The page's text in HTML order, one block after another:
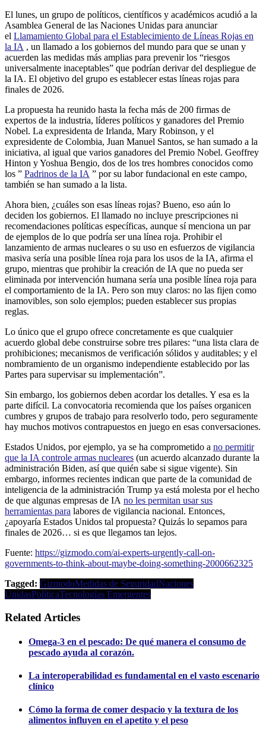
El lunes, un grupo de políticos, científicos y académicos acudió a la
Asamblea General de las Naciones Unidas para anunciar
el Llamamiento Global para el Establecimiento de Líneas Rojas en
la IA , un llamado a los gobiernos del mundo para que se unan y
acuerden las medidas más amplias para prevenir los “riesgos
universalmente inaceptables” que podrían derivar del despliegue de
la IA. El objetivo del grupo es establecer estas líneas rojas para
finales de 2026.
La propuesta ha reunido hasta la fecha más de 200 firmas de
expertos de la industria, líderes políticos y ganadores del Premio
Nobel. La expresidenta de Irlanda, Mary Robinson, y el
expresidente de Colombia, Juan Manuel Santos, se han sumado a la
iniciativa, al igual que varios ganadores del Premio Nobel. Geoffrey
Hinton y Yoshua Bengio, dos de los tres hombres conocidos como
los ” Padrinos de la IA ” por su labor fundacional en este campo,
también se han sumado a la lista.
Ahora bien, ¿cuáles son esas líneas rojas? Bueno, eso aún lo
deciden los gobiernos. El llamado no incluye prescripciones ni
recomendaciones políticas específicas, aunque sí menciona un par
de ejemplos de lo que podría ser una línea roja. Prohibir el
lanzamiento de armas nucleares o su uso en esfuerzos de vigilancia
masiva sería una posible línea roja para los usos de la IA, afirma el
grupo, mientras que prohibir la creación de IA que no pueda ser
eliminada por intervención humana sería una posible línea roja para
el comportamiento de la IA. Pero son muy claros: no las fijen como
inamovibles, son solo ejemplos; pueden establecer sus propias
reglas.
Lo único que el grupo ofrece concretamente es que cualquier
acuerdo global debe construirse sobre tres pilares: “una lista clara de
prohibiciones; mecanismos de verificación sólidos y auditables; y el
nombramiento de un organismo independiente establecido por las
Partes para supervisar su implementación”.
Sin embargo, los gobiernos deben acordar los detalles. Y esa es la
parte difícil. La convocatoria recomienda que los países organicen
cumbres y grupos de trabajo para resolverlo todo, pero seguramente
hay muchos motivos contrapuestos en juego en esas conversaciones.
Estados Unidos, por ejemplo, ya se ha comprometido a no permitir
que la IA controle armas nucleares (un acuerdo alcanzado durante la
administración Biden, así que quién sabe si sigue vigente). Sin
embargo, informes recientes indican que parte de la comunidad de
inteligencia de la administración Trump ya está molesta por el hecho
de que algunas empresas de IA no les permitan usar sus
herramientas para labores de vigilancia nacional. Entonces,
¿apoyaría Estados Unidos tal propuesta? Quizás lo sepamos para
finales de 2026… si es que llegamos tan lejos.
Fuente: https://gizmodo.com/ai-experts-urgently-call-on-
governments-to-think-about-maybe-doing-something-2000662325
Tagged: GizmodoMedidas de SeguridadNaciones
UnidasPolíticaTecnologías Emergentes
Related Articles
Omega-3 en el pescado: De qué manera el consumo de
pescado ayuda al corazón.
La interoperabilidad es fundamental en el vasto escenario
clínico
Cómo la forma de comer despacio y la textura de los
alimentos influyen en el apetito y el peso